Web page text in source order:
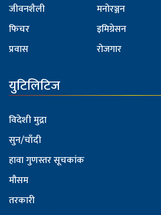
जीवनशैली
फिचर
प्रवास
मनोरञ्जन
इमिग्रेसन
रोजगार
युटिलिटिज
विदेशी मुद्रा
सुन/चाँदी
हावा गुणस्तर सूचकांक
मौसम
तरकारी